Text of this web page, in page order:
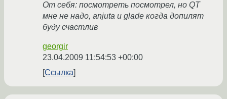
От себя: посмотреть посмотрел, но QT
мне не надо, anjuta и glade когда допилят
буду счастлив
georgir
23.04.2009 11:54:53 +00:00
Ссылка